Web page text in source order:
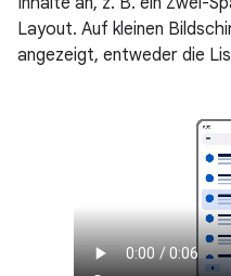
Layout. Auf kleinen
angezeigt, entweder die